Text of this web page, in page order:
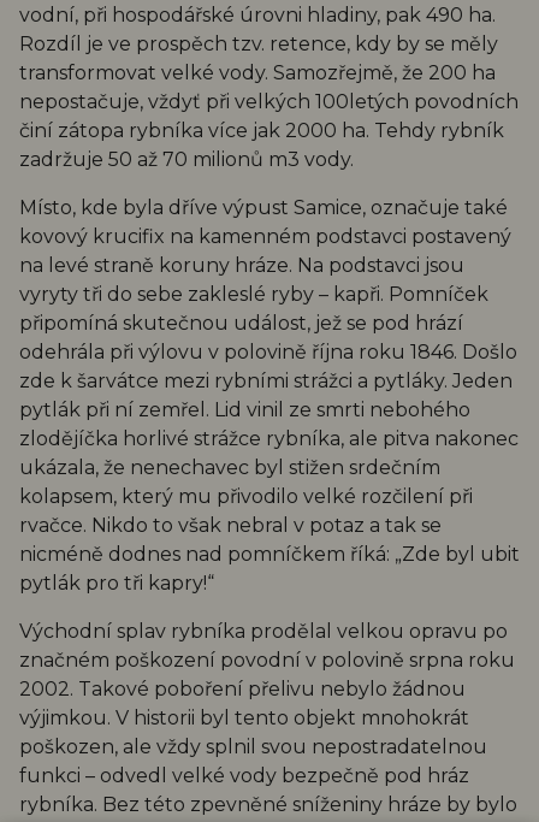
vodní, při hospodářské úrovni hladiny, pak 490 ha.
Rozdíl je ve prospěch tzv. retence, kdy by se měly
transformovat velké vody. Samozřejmě, že 200 ha
nepostačuje, vždyť při velkých 100letých povodních
činí zátopa rybníka více jak 2000 ha. Tehdy rybník
zadržuje 50 až 70 milionů m3 vody.
Místo, kde byla dříve výpust Samice, označuje také
kovový krucifix na kamenném podstavci postavený
na levé straně koruny hráze. Na podstavci jsou
vyryty tři do sebe zakleslé ryby – kapři. Pomníček
připomíná skutečnou událost, jež se pod hrází
odehrála při výlovu v polovině října roku 1846. Došlo
zde k šarvátce mezi rybními strážci a pytláky. Jeden
pytlák při ní zemřel. Lid vinil ze smrti nebohého
zlodějíčka horlivé strážce rybníka, ale pitva nakonec
ukázala, že nenechavec byl stižen srdečním
kolapsem, který mu přivodilo velké rozčilení při
rvačce. Nikdo to však nebral v potaz a tak se
nicméně dodnes nad pomníčkem říká: „Zde byl ubit
pytlák pro tři kapry!“
Východní splav rybníka prodělal velkou opravu po
značném poškození povodní v polovině srpna roku
2002. Takové poboření přelivu nebylo žádnou
výjimkou. V historii byl tento objekt mnohokrát
poškozen, ale vždy splnil svou nepostradatelnou
funkci – odvedl velké vody bezpečně pod hráz
rybníka. Bez této zpevněné sníženiny hráze by bylo